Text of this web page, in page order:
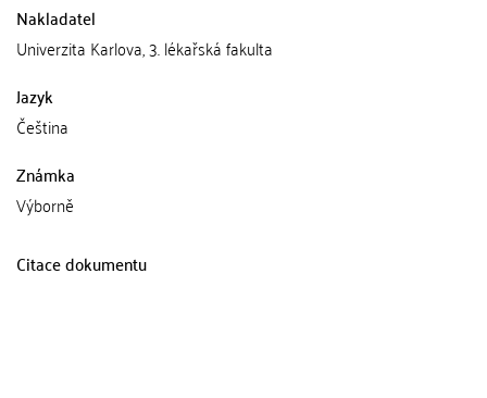
Nakladatel
Univerzita Karlova, 3. lékařská fakulta
Jazyk
Čeština
Známka
Výborně
Citace dokumentu